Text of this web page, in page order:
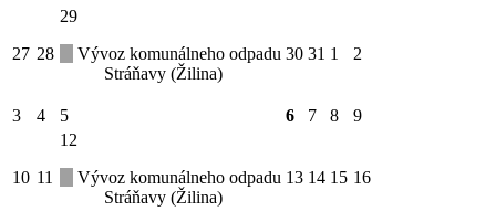
27 28
29
Vývoz komunálneho odpadu
Stráňavy (Žilina)
30 31 1 2
3 4 5 6 7 8 9
10 11
12
Vývoz komunálneho odpadu
Stráňavy (Žilina)
13 14 15 16